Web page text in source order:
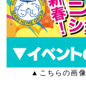
▲こちらの画